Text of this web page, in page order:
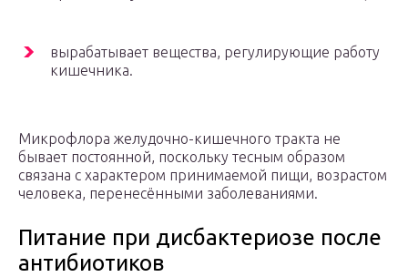
вырабатывает вещества, регулирующие работу
кишечника.
Микрофлора желудочно-кишечного тракта не
бывает постоянной, поскольку тесным образом
связана с характером принимаемой пищи, возрастом
человека, перенесёнными заболеваниями.
Питание при дисбактериозе после
антибиотиков